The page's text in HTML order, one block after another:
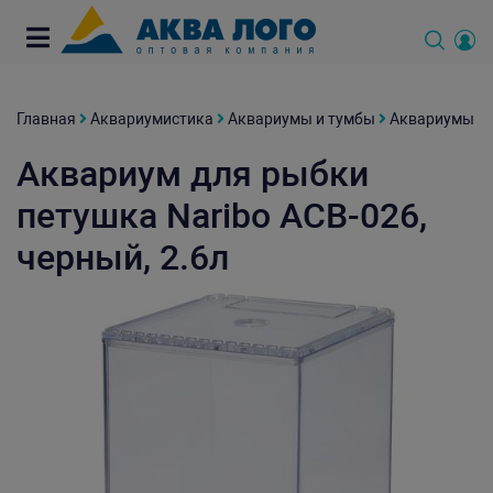
Главная Аквариумистика Аквариумы и тумбы Аквариумы
Аквариум для рыбки
петушка Naribo ACB-026,
черный, 2.6л